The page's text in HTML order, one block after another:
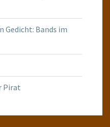
Gedicht: Bands im
Pirat